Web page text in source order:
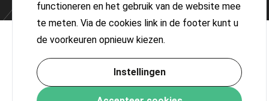
functioneren en het gebruik van de website mee
te meten. Via de cookies link in de footer kunt u
de voorkeuren opnieuw kiezen.
Instellingen